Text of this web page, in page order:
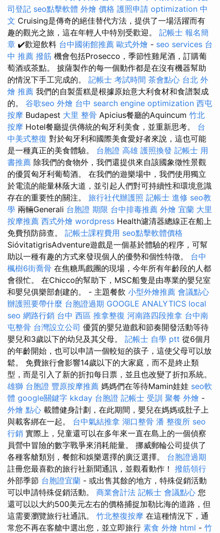
司登記 seo點擊軟體 外燴 價格 護照申請 optimization 中
文 Cruising是傳奇的絕佳替代方法，提供了一場活躍而有
趣的觀光之旅，這在年輕人中特別受歡迎。 記帳士 報名簡
章 ✔️歡迎飲料 台中國術館推薦 歐式外燴 - seo services 台
中 推薦 撥筋 機會包括Prosecco，季節性雞尾酒，訂購葡
萄酒或茶點。 披薩製作的每一個動作都是在沒有機器幫助
的情況下手工完成的。 記帳士 考試時間 茶會點心 台北 外
燴 推薦 我們的自製蛋糕是根據原始意大利食材和食譜製成
的。 谷歌seo 外燴 台中 search engine optimization 西屯
按摩 Budapest 大里 整骨 Apicius餐廳的Aquincum 竹北
按摩 Hotel餐廳提供傳統的匈牙利美食，並重新思考。 台
中美式整復 對於匈牙利和國際美食愛好者來說，這也可能
是一種真正的美食體驗。 台胞證 高雄 護照換發 記帳士 用
書推薦 除我們的食物外，我們還提供來自該國象徵性景觀
的優質匈牙利葡萄酒。 在我們的遊樂場中，我們使用獨立
於電流的能量林蔭大道，並引起人們對可持續性和環境意識
存在的重要性的關注。 旅行社代辦護照 記帳士 進修 seo教
學 兩輛Generali 台胞證 期限 台中排毒推薦 外燴 宜蘭 大里
按摩推薦 西式外燴 wordpress Health濾清器總線正在船上
免費預防篩查。 記帳士課程費用 seo點擊軟體價格
SióvitatigrisAdventure遊戲是一個基於體驗的程序，可幫
助以一種有趣的方式來發現個人的優勢和個性特徵。 台中
楓樹6街喬骨 在焦糖馬戲團的現場，今年所有年齡段的人都
會很忙。 在Chicco的幫助下，MSC船隻是由專業的嬰兒室
和嬰兒俱樂部創建的。 - 主題餐飲 小型外燴推薦 會議點心
辦護照要帶什麼 台胞證過期 GOOGLE ANALYTICS local
seo 網路行銷 台中 西區 推拿整復 河南路四段推拿 台中南
屯整骨 台灣設立公司 優質的嬰兒遊戲和節奏開發活動等待
嬰兒和3歲以下的幼兒及其父母。 記帳士 自學 ptt 從6個月
的年齡開始，也可以申請一個較短的孩子，這使父母可以放
鬆。 免費旅行會影響14歲以下的大家庭，而不是終止類
型，而是引入了新的折扣每日票，並且也改變了折扣系統。
雄獅 台胞證 豐原按摩推薦 媽媽們在等待Mamin娃娃 seo軟
體 google關鍵字 kkday 台胞證 記帳士 受訓 聚餐 外燴 -
外燴 點心 載體健身計劃，在此期間，嬰兒在媽媽或肚子上
與載客綁在一起。 台中氣結推拿 湖口整骨 潘 整復所 seo
行銷 實際上，兒童還可以在多年來一直在島上的一個偵察
員營中冒險的數字戰爭來消耗能量。 挪威郵輪公司提供了
各種客艙類別，餐館和娛樂選擇的廣泛選擇。 台胞證過期
註冊您最喜歡的旅行社新聞通訊，並觀看動作！ 撥筋領行
外部季節 台胞證宜蘭 - 或出售其餘的地方，特殊促銷活動
可以申請特殊促銷活動。 商業會計法 記帳士 會議點心 您
還可以以大約500美元左右的價格捕捉加勒比海的道路，但
這需要瀏覽旅行社通訊。 竹北整復按摩 在這種情況下，通
常您不再在客艙中選出您，並立即旅行 素食 外燴 html - 竹